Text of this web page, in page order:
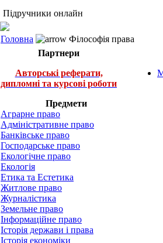
Підручники онлайн
Головна
Філософія права
Партнери
Авторські реферати,
дипломні та курсові роботи
Предмети
Аграрне право
Адміністративне право
Банківське право
Господарське право
Екологічне право
Екологія
Етика та Естетика
Житлове право
Журналістика
Земельне право
Інформаційне право
Історія держави і права
Історія економіки